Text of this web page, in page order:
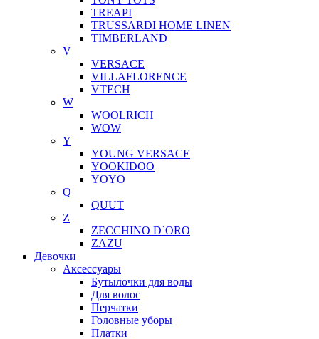
TREAPI
TRUSSARDI HOME LINEN
TIMBERLAND
V
VERSACE
VILLAFLORENCE
VTECH
W
WOOLRICH
WOW
Y
YOUNG VERSACE
YOOKIDOO
YOYO
Q
QUUT
Z
ZECCHINO D`ORO
ZAZU
Девочки
Аксессуары
Бутылочки для воды
Для волос
Перчатки
Головные уборы
Платки